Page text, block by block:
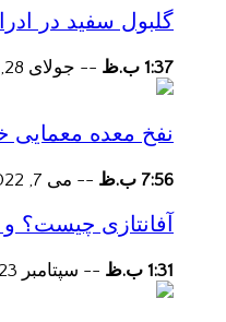
گلبول سفید در
1:37 ب.ظ -- جولای 28, 2023
نفخ معده معمایی
7:56 ب.ظ -- می 7, 2022
آفانتازی چیست؟
1:31 ب.ظ -- سپتامبر 23, 2023